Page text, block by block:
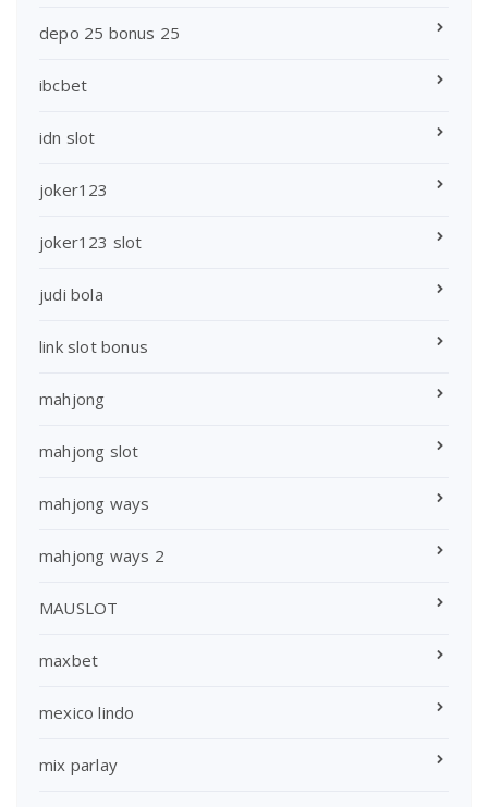
depo 25 bonus 25
ibcbet
idn slot
joker123
joker123 slot
judi bola
link slot bonus
mahjong
mahjong slot
mahjong ways
mahjong ways 2
MAUSLOT
maxbet
mexico lindo
mix parlay